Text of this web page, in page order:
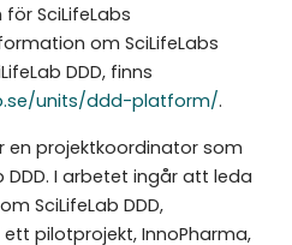
SciLifeLabs
om SciLifeLabs
DDD, finns
units/ddd-platform/.
en projektkoordinator som
DDD. I arbetet ingår att leda
SciLifeLab DDD,
pilotprojekt, InnoPharma,